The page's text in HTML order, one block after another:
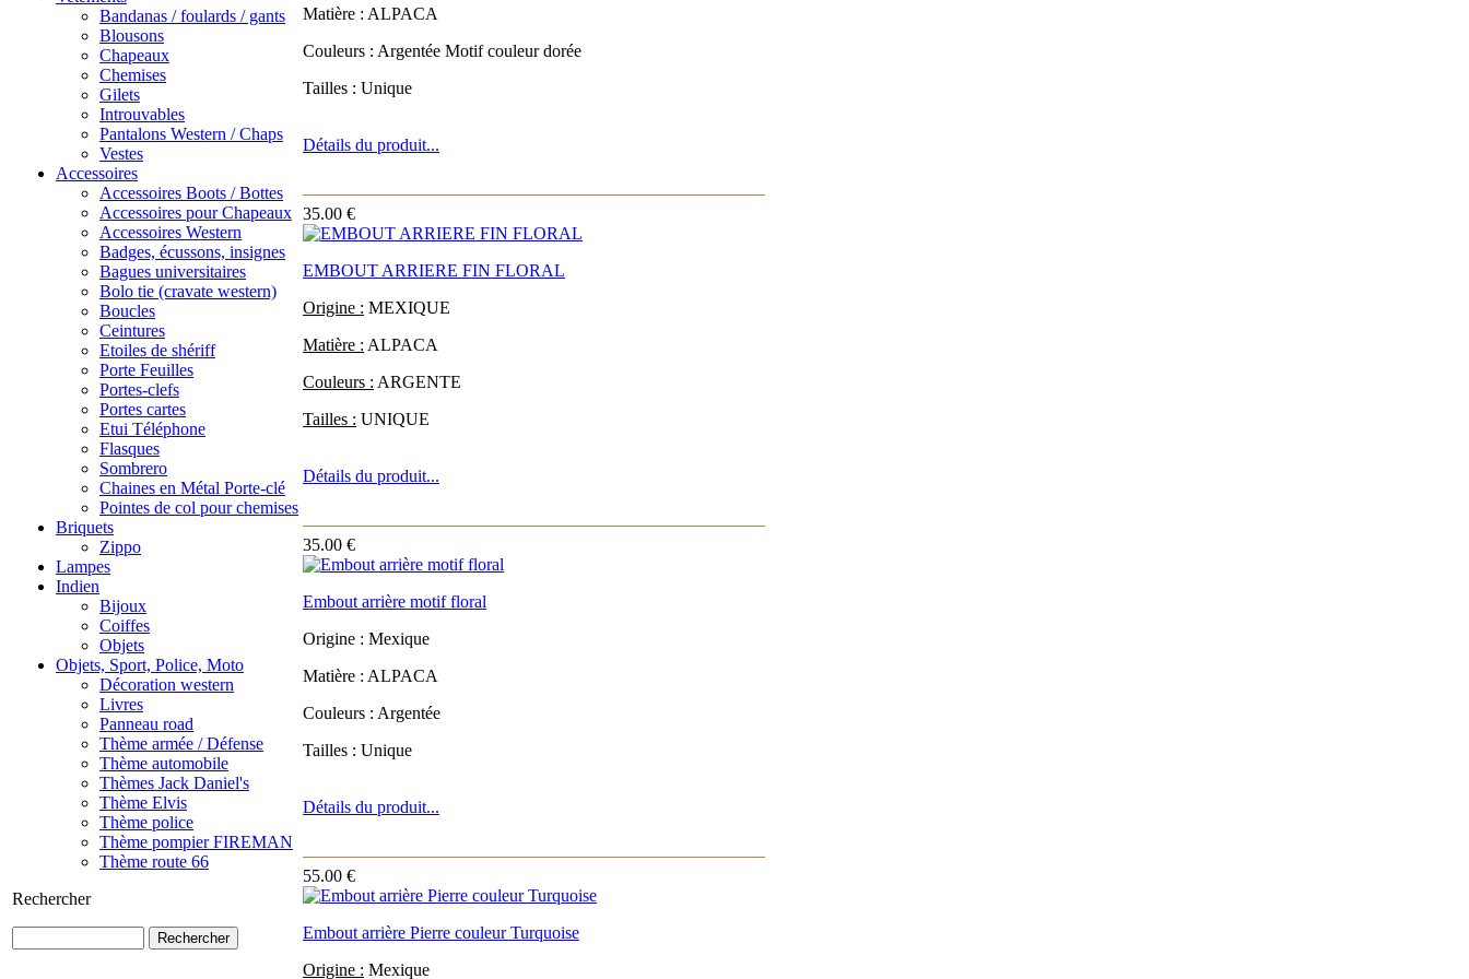
Bandanas / foulards / gants
Blousons
Chapeaux
Chemises
Gilets
Introuvables
Pantalons Western / Chaps
Vestes
Accessoires
Accessoires Boots / Bottes
Accessoires pour Chapeaux
Accessoires Western
Badges, écussons, insignes
Bagues universitaires
Bolo tie (cravate western)
Boucles
Ceintures
Etoiles de shériff
Porte Feuilles
Portes-clefs
Portes cartes
Etui Téléphone
Flasques
Sombrero
Chaines en Métal Porte-clé
Pointes de col pour chemises
Briquets
Zippo
Lampes
Indien
Bijoux
Coiffes
Objets
Objets, Sport, Police, Moto
Décoration western
Livres
Panneau road
Thème armée / Défense
Thème automobile
Thèmes Jack Daniel's
Thème Elvis
Thème police
Thème pompier FIREMAN
Thème route 66
Rechercher
Matière : ALPACA
Couleurs : Argentée Motif couleur dorée
Tailles : Unique
Détails du produit...
35.00 €
EMBOUT ARRIERE FIN FLORAL
Origine : MEXIQUE
Matière : ALPACA
Couleurs : ARGENTE
Tailles : UNIQUE
Détails du produit...
35.00 €
Embout arrière motif floral
Origine : Mexique
Matière : ALPACA
Couleurs : Argentée
Tailles : Unique
Détails du produit...
55.00 €
Embout arrière Pierre couleur Turquoise
Origine : Mexique